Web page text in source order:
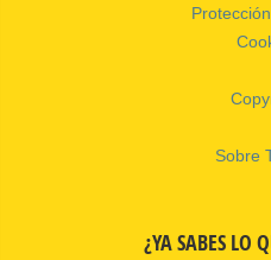
Sobre
¿YA SABES LO